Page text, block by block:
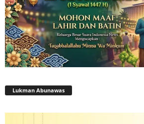
Lukman Abunawas